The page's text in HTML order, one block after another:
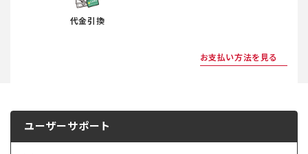
代金引換
お支払い方法を見る
ユーザーサポート